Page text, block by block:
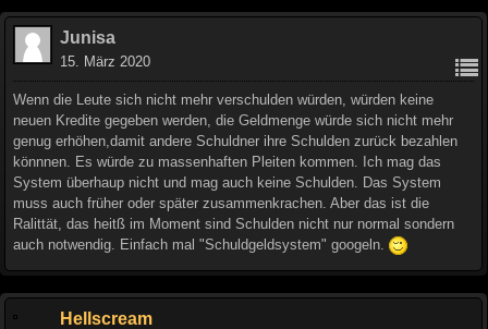
Junisa
15. März 2020
Wenn die Leute sich nicht mehr verschulden würden, würden keine
neuen Kredite gegeben werden, die Geldmenge würde sich nicht mehr
genug erhöhen,damit andere Schuldner ihre Schulden zurück bezahlen
könnnen. Es würde zu massenhaften Pleiten kommen. Ich mag das
System überhaup nicht und mag auch keine Schulden. Das System
muss auch früher oder später zusammenkrachen. Aber das ist die
Ralittät, das heitß im Moment sind Schulden nicht nur normal sondern
auch notwendig. Einfach mal "Schuldgeldsystem" googeln.
Hellscream